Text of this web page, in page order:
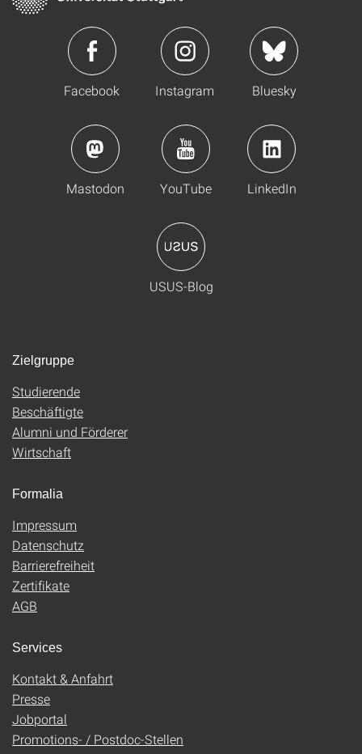
Facebook Instagram Bluesky
Mastodon YouTube LinkedIn
USUS-Blog
Zielgruppe
Studierende
Beschäftigte
Alumni und Förderer
Wirtschaft
Formalia
Impressum
Datenschutz
Barrierefreiheit
Zertifikate
AGB
Services
Kontakt & Anfahrt
Presse
Jobportal
Promotions- / Postdoc-Stellen